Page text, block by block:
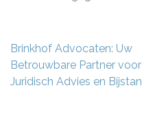
Berichtnavigatie
Brinkhof Advocaten: Uw
Betrouwbare Partner voor
Juridisch Advies en